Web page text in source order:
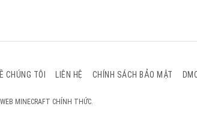
CHÚNG TÔI LIÊN HỆ CHÍNH SÁCH BẢO MẬT
MINECRAFT CHÍNH THỨC.